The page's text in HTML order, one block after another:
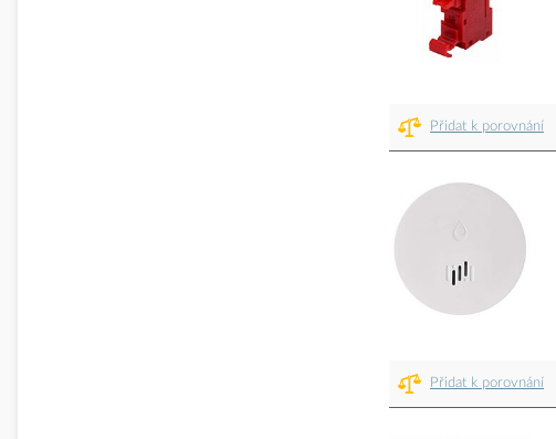
Přidat k porovnání
Přidat k porovnání